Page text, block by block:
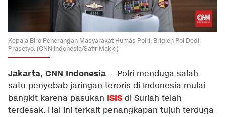
Kepala Biro Penerangan Masyarakat Humas Polri, Brigjen Pol Dedi
Prasetyo. (CNN Indonesia/Safir Makki)
Jakarta, CNN Indonesia -- Polri menduga salah
satu penyebab jaringan teroris di Indonesia mulai
bangkit karena pasukan ISIS di Suriah telah
terdesak. Hal ini terkait penangkapan tujuh terduga